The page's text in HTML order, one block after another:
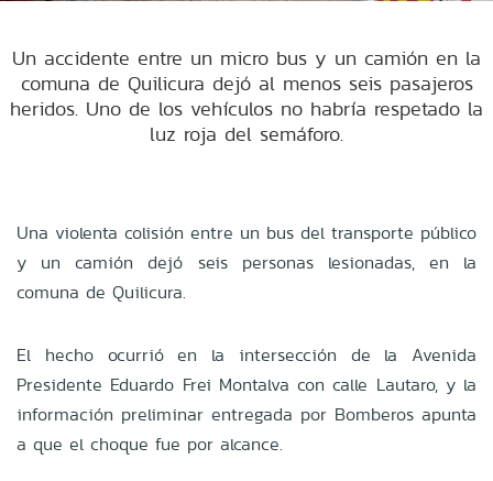
Un accidente entre un micro bus y un camión en la
comuna de Quilicura dejó al menos seis pasajeros
heridos. Uno de los vehículos no habría respetado la
luz roja del semáforo.
Una violenta colisión entre un bus del transporte público
y un camión dejó seis personas lesionadas, en la
comuna de Quilicura.
El hecho ocurrió en la intersección de la Avenida
Presidente Eduardo Frei Montalva con calle Lautaro, y la
información preliminar entregada por Bomberos apunta
a que el choque fue por alcance.